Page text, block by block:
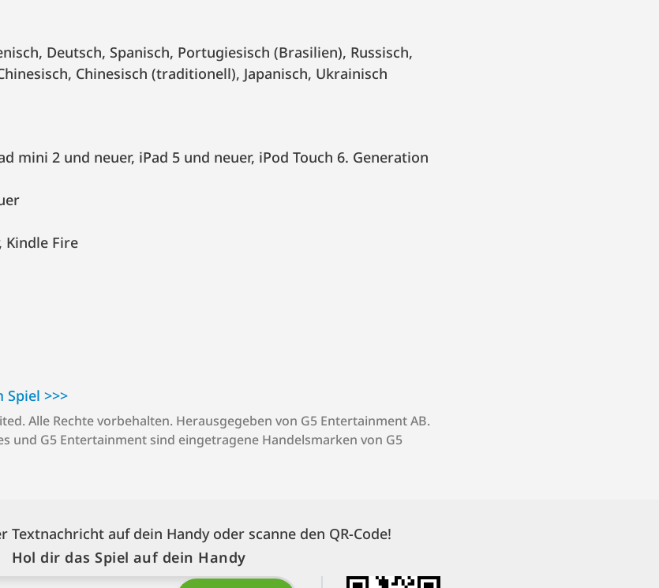
Chinesisch (traditionell), Japanisch, Ukrainisch
mini 2 und neuer, iPad 5 und neuer, iPod Touch 6. Generation
Kindle Fire
>⁠>⁠>
Alle Rechte vorbehalten. Herausgegeben von G5 Entertainment AB.
und G5 Entertainment sind eingetragene Handelsmarken von G5
Textnachricht auf dein Handy oder scanne den QR-Code!
Hol dir das Spiel auf dein Handy